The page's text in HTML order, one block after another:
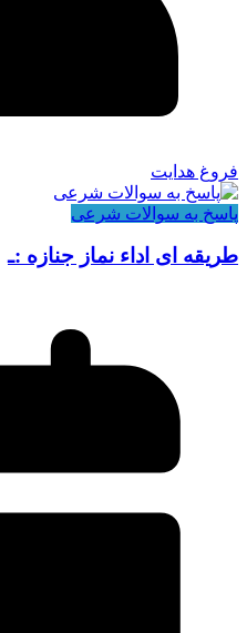
فروغ هدایت
پاسخ به سوالات شرعی
طریقه ای اداء نماز جنازه :ـ